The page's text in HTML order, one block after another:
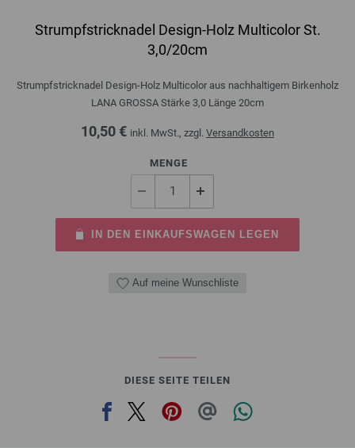
Strumpfstricknadel Design-Holz Multicolor St.
3,0/20cm
Strumpfstricknadel Design-Holz Multicolor aus nachhaltigem Birkenholz
LANA GROSSA Stärke 3,0 Länge 20cm
10,50 € inkl. MwSt., zzgl. Versandkosten
MENGE
IN DEN EINKAUFSWAGEN LEGEN
Auf meine Wunschliste
DIESE SEITE TEILEN